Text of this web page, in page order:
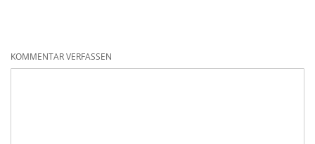
KOMMENTAR VERFASSEN